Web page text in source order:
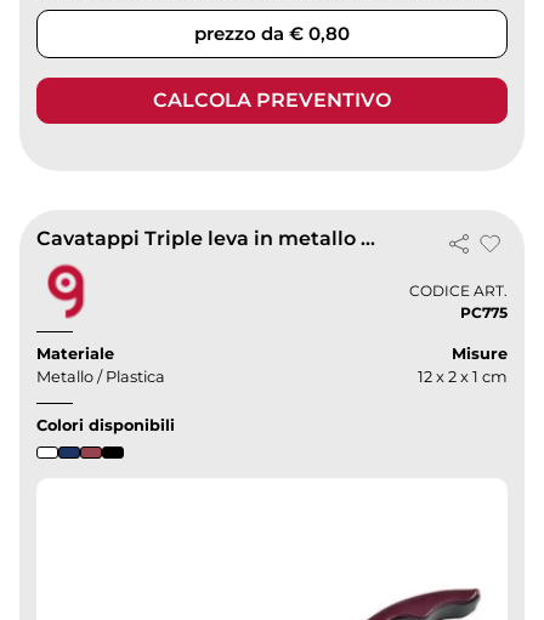
prezzo da € 0,80
CALCOLA PREVENTIVO
Cavatappi Triple leva in metallo e plastica con astuccio 12cm
CODICE ART.
PC775
Materiale
Metallo / Plastica
Misure
12 x 2 x 1 cm
Colori disponibili